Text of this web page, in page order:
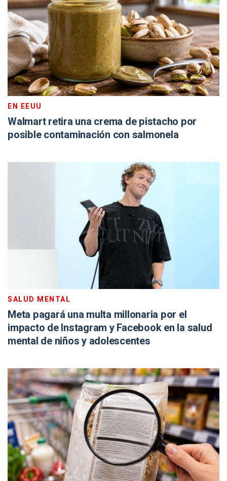
EN EEUU
Walmart retira una crema de pistacho por
posible contaminación con salmonela
SALUD MENTAL
Meta pagará una multa millonaria por el
impacto de Instagram y Facebook en la salud
mental de niños y adolescentes